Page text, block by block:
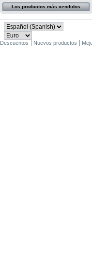
Los productos más vendidos
Descuentos Nuevos productos